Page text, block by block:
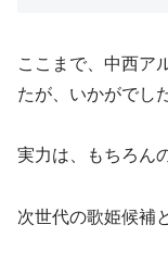
ここまで、中西ア
たが、いかがでし
実力は、もちろん
次世代の歌姫候補